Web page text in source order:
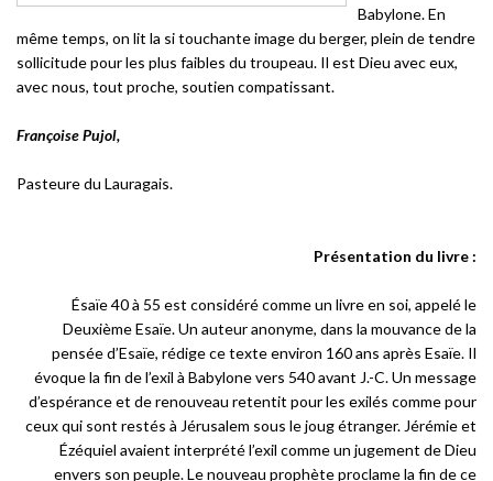
Babylone. En
même temps, on lit la si touchante image du berger, plein de tendre
sollicitude pour les plus faibles du troupeau. Il est Dieu avec eux,
avec nous, tout proche, soutien compatissant.
Françoise Pujol,
Pasteure du Lauragais.
Présentation du livre :
Ésaïe 40 à 55 est considéré comme un livre en soi, appelé le
Deuxième Esaïe. Un auteur anonyme, dans la mouvance de la
pensée d’Esaïe, rédige ce texte environ 160 ans après Esaïe. Il
évoque la fin de l’exil à Babylone vers 540 avant J.-C. Un message
d’espérance et de renouveau retentit pour les exilés comme pour
ceux qui sont restés à Jérusalem sous le joug étranger. Jérémie et
Ézéquiel avaient interprété l’exil comme un jugement de Dieu
envers son peuple. Le nouveau prophète proclame la fin de ce